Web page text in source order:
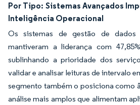
Por Tipo: Sistemas Avançados
Inteligência Operacional
Os sistemas de gestão de dados
mantiveram a liderança com
sublinhando a prioridade dos
validar e analisar leituras de intervalo
segmento também o posiciona como
análise mais amplos que alimentam